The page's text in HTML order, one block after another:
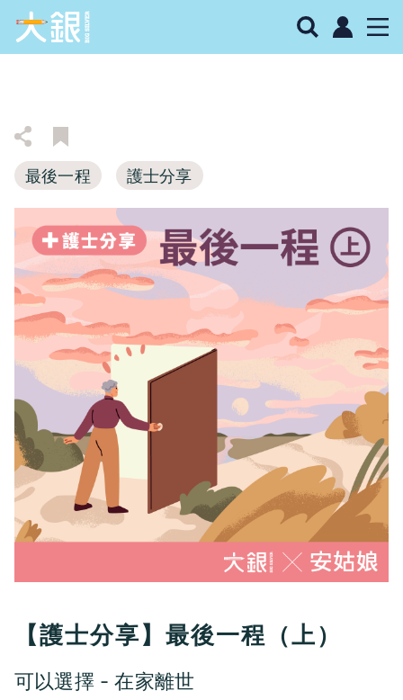
最後一程 護士分享
【護士分享】最後一程（上）
可以選擇 - 在家離世